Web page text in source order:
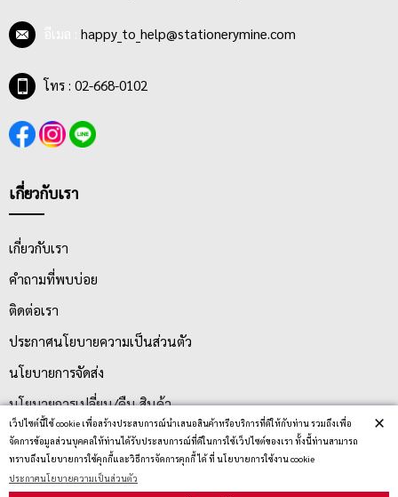
เว็ปไซต์นี้ใช้ cookie เพื่อสร้างประสบการณ์นำเสนอสินค้าหรือบริการที่ดีให้กับท่าน รวมถึงเพื่อ
จัดการข้อมูลส่วนบุคคลให้ท่านได้รับประสบการณ์ที่ดีในการใช้เว็ปไซต์ของเรา ทั้งนี้ท่านสามารถ
ทราบถึงนโยบายการใช้คุกกี้และวิธีการจัดการคุกกี้ ได้ ที่ นโยบายการใช้งาน cookie
ประกาศนโยบายความเป็นส่วนตัว
×
happy_to_help@stationerymine.com
โทร : 02-668-0102
เกี่ยวกับเรา
เกี่ยวกับเรา
คำถามที่พบบ่อย
ติดต่อเรา
ประกาศนโยบายความเป็นส่วนตัว
นโยบายการจัดส่ง
นโยบายการเปลี่ยน/คืน สินค้า
บริการลูกค้า